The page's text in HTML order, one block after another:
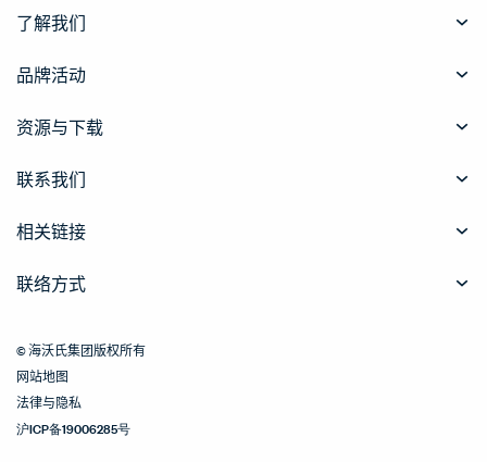
了解我们
品牌活动
资源与下载
联系我们
相关链接
联络方式
© 海沃氏集团版权所有
网站地图
法律与隐私
沪ICP备19006285号